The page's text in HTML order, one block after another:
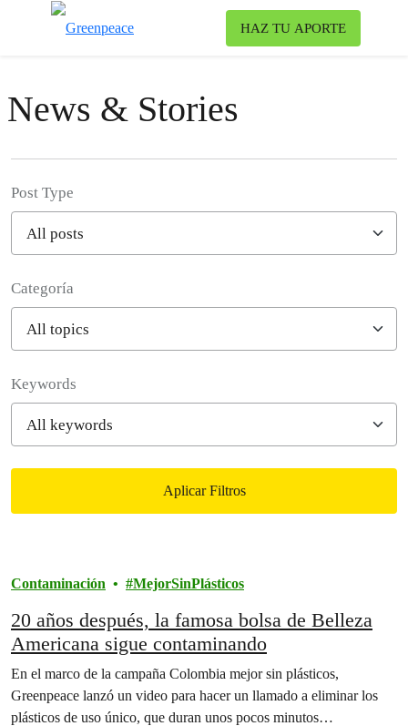
HAZ TU APORTE
News & Stories
Post Type
Categoría
Keywords
Aplicar Filtros
Contaminación MejorSinPlásticos
20 años después, la famosa bolsa de Belleza
Americana sigue contaminando
En el marco de la campaña Colombia mejor sin plásticos,
Greenpeace lanzó un video para hacer un llamado a eliminar los
plásticos de uso único, que duran unos pocos minutos…